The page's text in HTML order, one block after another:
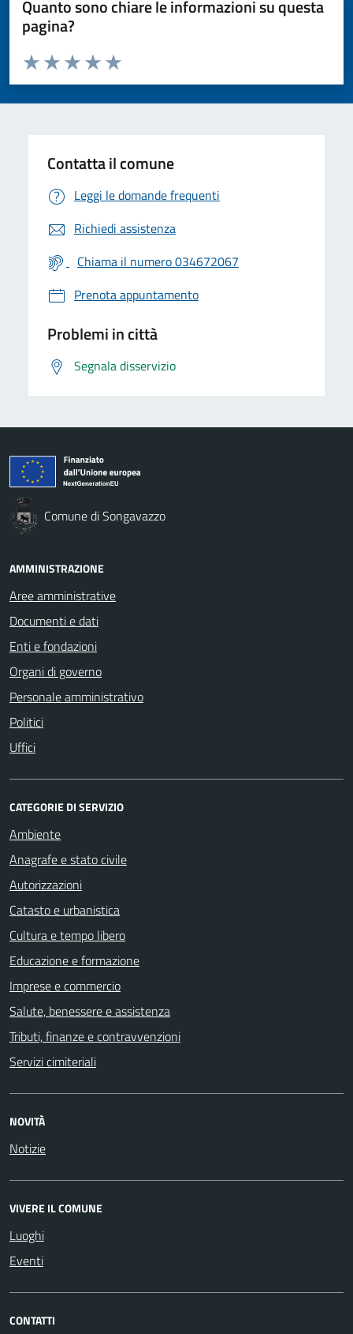
Quanto sono chiare le informazioni su questa
pagina?
Valuta da 1 a 5 stelle la pagina
Valuta 5 stelle su 5
Valuta 4 stelle su 5
Valuta 3 stelle su 5
Valuta 2 stelle su 5
Valuta 1 stelle su 5
Contatta il comune
Leggi le domande frequenti
Richiedi assistenza
Chiama il numero 034672067
Prenota appuntamento
Problemi in città
Segnala disservizio
Comune di Songavazzo
AMMINISTRAZIONE
Aree amministrative
Documenti e dati
Enti e fondazioni
Organi di governo
Personale amministrativo
Politici
Uffici
CATEGORIE DI SERVIZIO
Ambiente
Anagrafe e stato civile
Autorizzazioni
Catasto e urbanistica
Cultura e tempo libero
Educazione e formazione
Imprese e commercio
Salute, benessere e assistenza
Tributi, finanze e contravvenzioni
Servizi cimiteriali
NOVITÀ
Notizie
VIVERE IL COMUNE
Luoghi
Eventi
CONTATTI